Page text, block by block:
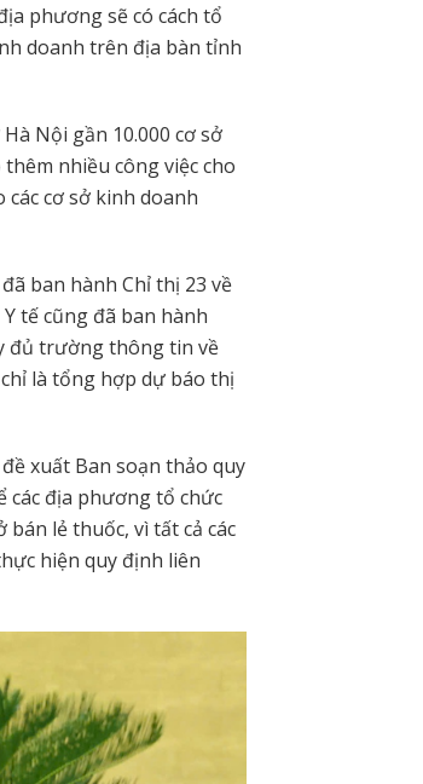
phương sẽ có cách tổ
doanh trên địa bàn tỉnh
Nội gần 10.000 cơ sở
nhiều công việc cho
cơ sở kinh doanh
ban hành Chỉ thị 23 về
tế cũng đã ban hành
đủ trường thông tin về
là tổng hợp dự báo thị
xuất Ban soạn thảo quy
các địa phương tổ chức
lẻ thuốc, vì tất cả các
hiện quy định liên